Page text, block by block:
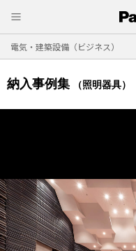
電気・建築設備（ビジネス）
納入事例集 （照明器具）